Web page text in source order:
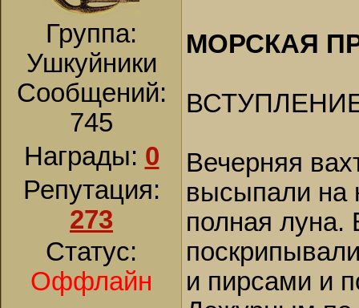
Группа:
Ушкуйники
Сообщений:
745
Награды: 0
Репутация:
273
Статус:
Оффлайн
МОРСКАЯ
Вечерняя
высыпали на
полная луна.
и пирсами и